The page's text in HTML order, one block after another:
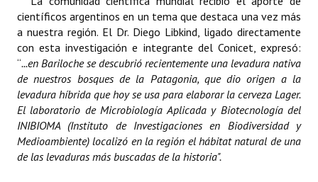
NORMATIVA
Comunicaciones
Declaraciones
Resoluciones
Resoluciones de Presidencia
INSTITUCIONAL
científicos argentinos en un tema que destaca una vez más
a nuestra región. El Dr. Diego Libkind, ligado directamente
con esta investigación e integrante del Conicet, expresó:
“...en Bariloche se descubrió recientemente una levadura nativa
de nuestros bosques de la Patagonia, que dio origen a la
levadura híbrida que hoy se usa para elaborar la cerveza Lager.
El laboratorio de Microbiología Aplicada y Biotecnología del
INIBIOMA (Instituto de Investigaciones en Biodiversidad y
Medioambiente) localizó en la región el hábitat natural de una
de las levaduras más buscadas de la historia".